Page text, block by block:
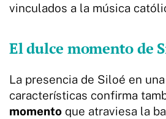
vinculados a la música
El dulce momento de
La presencia de Siloé en
características confirma
momento que atraviesa la